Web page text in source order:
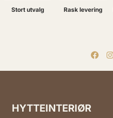
Stort utvalg Rask levering
HYTTEINTERIØR